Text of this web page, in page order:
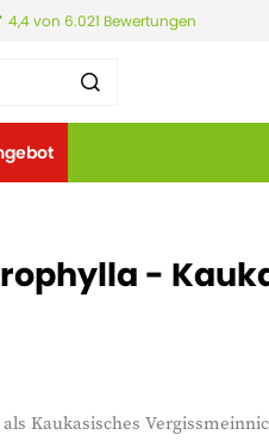
4,4 von 6.021 Bewertungen
-
Kaukasisches